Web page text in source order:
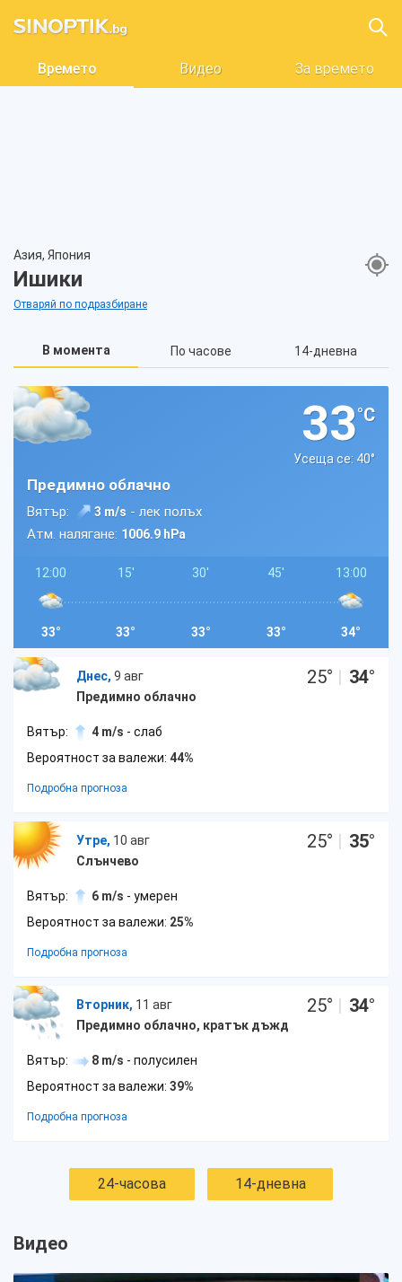
Времето Видео За времето
Азия, Япония
Ишики
Отваряй по подразбиране
В момента По часове 14-дневна
33°C
Усеща се: 40°
Предимно облачно
Вятър: 3 m/s - лек полъх
Атм. налягане: 1006.9 hPa
12:00
33°
15'
33°
30'
33°
45'
33°
13:00
34°
Днес, 9 авг
Предимно облачно
25° | 34°
Вятър: 4 m/s - слаб
Вероятност за валежи: 44%
Подробна прогноза
Утре, 10 авг
Слънчево
25° | 35°
Вятър: 6 m/s - умерен
Вероятност за валежи: 25%
Подробна прогноза
Вторник, 11 авг
Предимно облачно, кратък дъжд
25° | 34°
Вятър: 8 m/s - полусилен
Вероятност за валежи: 39%
Подробна прогноза
24-часова 14-дневна
Видео